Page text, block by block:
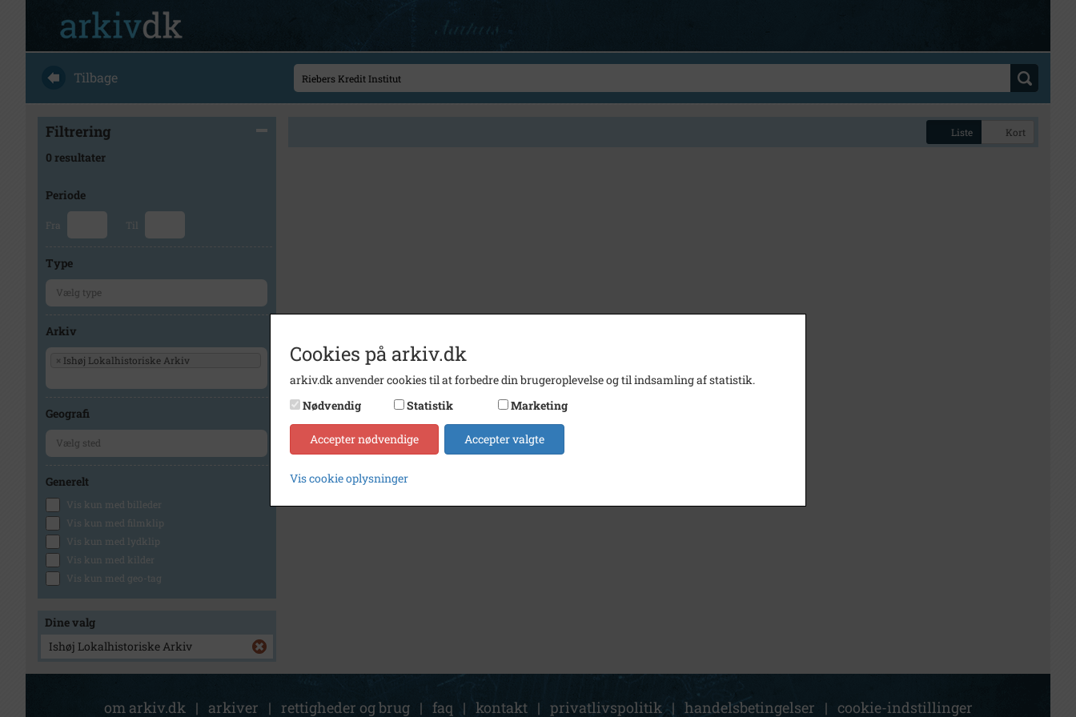
Tilbage
Filtrering
0 resultater
Periode
Fra Til
Type
Arkiv
× Ishøj Lokalhistoriske Arkiv
Geografi
Generelt
Vis kun med billeder
Vis kun med filmklip
Vis kun med lydklip
Vis kun med kilder
Vis kun med geo-tag
Dine valg
Ishøj Lokalhistoriske Arkiv
Liste Kort
om arkiv.dk | arkiver | rettigheder og brug | faq | kontakt | privatlivspolitik | handelsbetingelser | cookie-indstillinger
Cookies på arkiv.dk
arkiv.dk anvender cookies til at forbedre din brugeroplevelse og til indsamling af statistik.
Nødvendig
Statistik Marketing
Accepter nødvendige Accepter valgte
Vis cookie oplysninger